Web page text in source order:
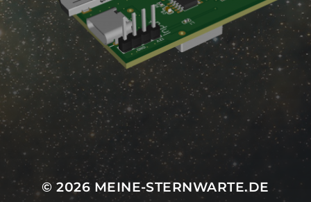
Mastodon
© 2026 MEINE-STERNWARTE.DE